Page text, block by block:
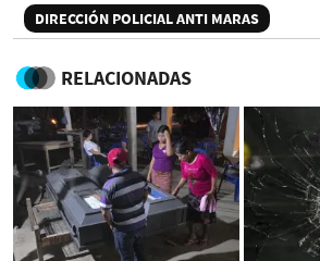
DIRECCIÓN POLICIAL ANTI MARAS
RELACIONADAS